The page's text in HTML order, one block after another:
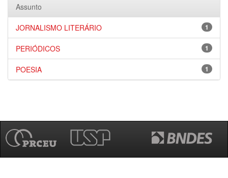
Assunto
1
JORNALISMO LITERÁRIO
1
PERIÓDICOS
1
POESIA